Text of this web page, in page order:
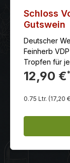
Schloss
Gutswein
Deutscher
Feinherb
Tropfen für
einem
12,90 €*
0.75 Ltr. (17,20 €